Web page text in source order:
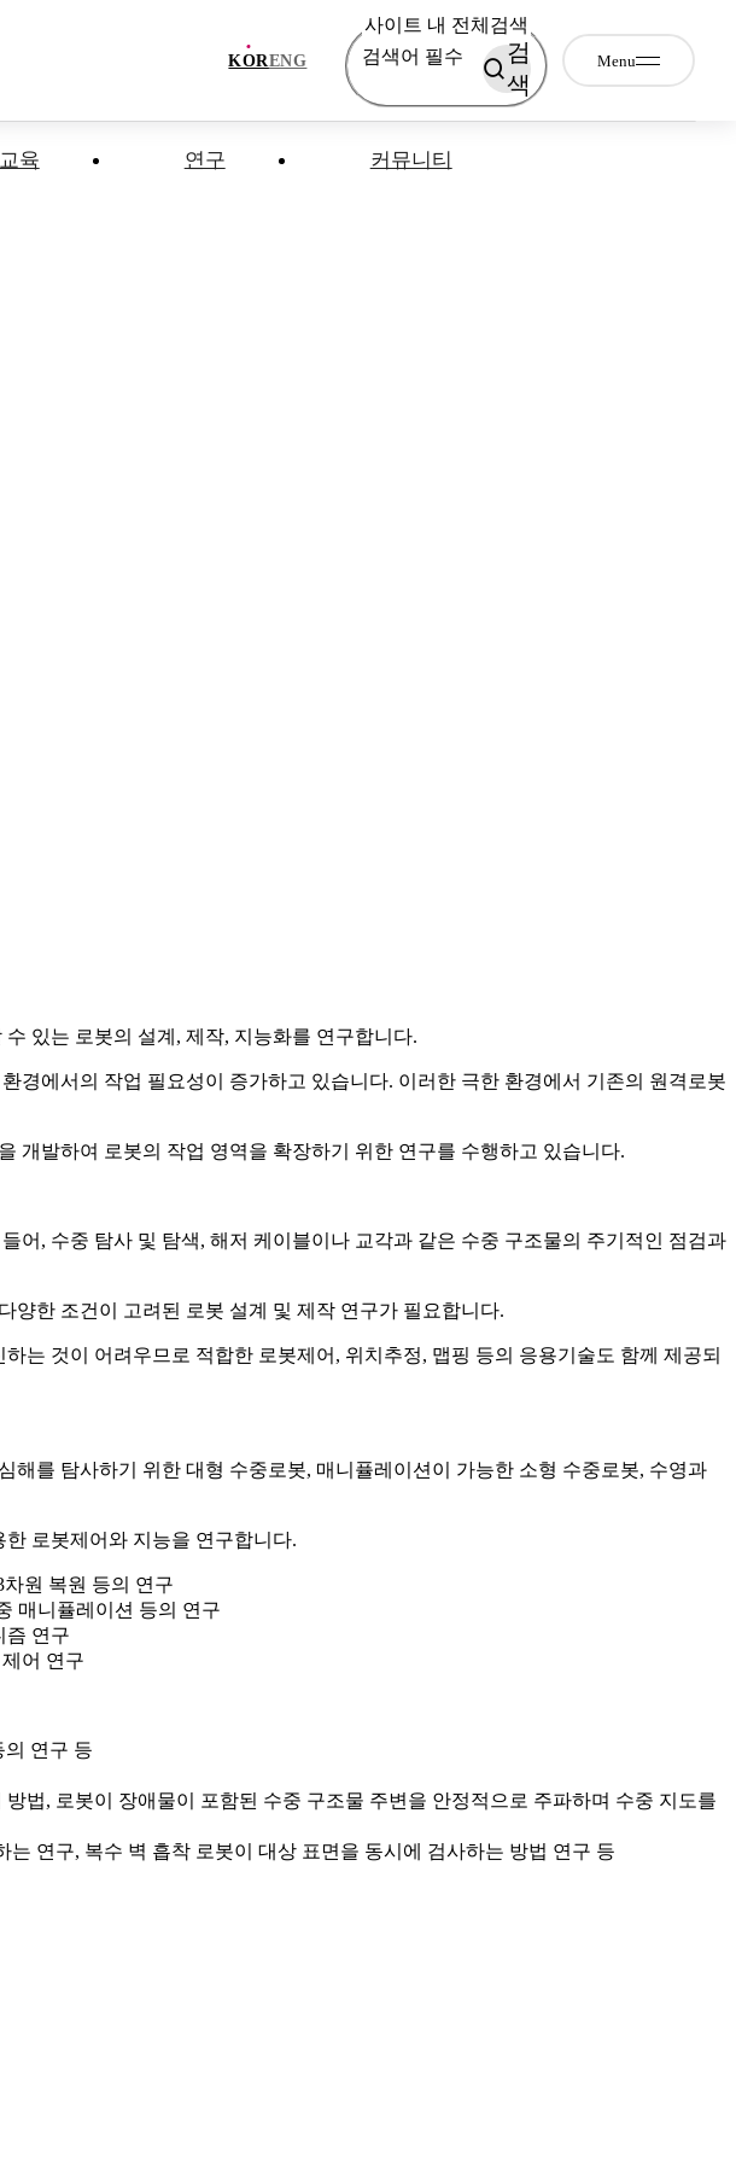
KORENG
사이트 내 전체검색
검색어 필수
검
색
Menu
교육 연구 커뮤니티
있는 로봇의 설계, 제작, 지능화를 연구합니다.
경에서의 작업 필요성이 증가하고 있습니다. 이러한 극한 환경에서 기존의 원격로봇
개발하여 로봇의 작업 영역을 확장하기 위한 연구를 수행하고 있습니다.
어, 수중 탐사 및 탐색, 해저 케이블이나 교각과 같은 수중 구조물의 주기적인 점검과
양한 조건이 고려된 로봇 설계 및 제작 연구가 필요합니다.
는 것이 어려우므로 적합한 로봇제어, 위치추정, 맵핑 등의 응용기술도 함께 제공되
를 탐사하기 위한 대형 수중로봇, 매니퓰레이션이 가능한 소형 수중로봇, 수영과
로봇제어와 지능을 연구합니다.
원 복원 등의 연구
매니퓰레이션 등의 연구
즘 연구
어 연구
연구 등
법, 로봇이 장애물이 포함된 수중 구조물 주변을 안정적으로 주파하며 수중 지도를
연구, 복수 벽 흡착 로봇이 대상 표면을 동시에 검사하는 방법 연구 등